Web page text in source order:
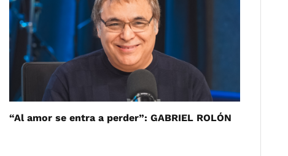
“Al amor se entra a perder”: GABRIEL ROLÓN